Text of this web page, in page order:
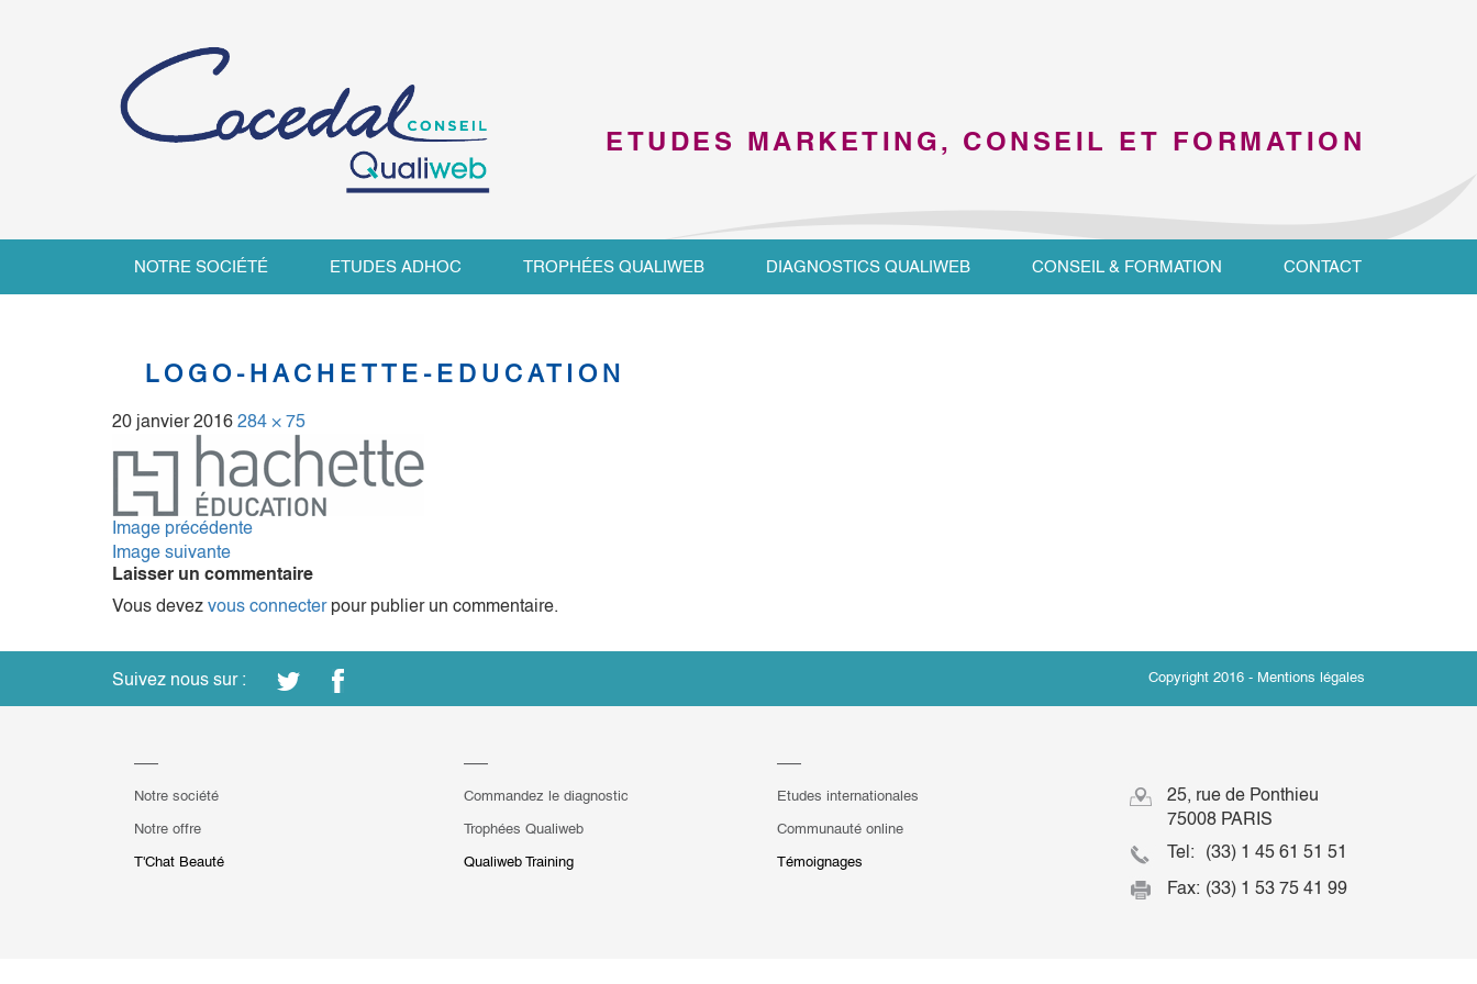
ETUDES MARKETING, CONSEIL ET FORMATION
NOTRE SOCIÉTÉ ETUDES ADHOC TROPHÉES QUALIWEB DIAGNOSTICS QUALIWEB CONSEIL & FORMATION CONTACT
LOGO-HACHETTE-EDUCATION
20 janvier 2016 284 × 75
Image précédente
Image suivante
Laisser un commentaire
Vous devez vous connecterpour publier un commentaire.
Suivez nous sur : Copyright 2016 - Mentions légales
Notre société
Notre offre
T'Chat Beauté
Commandez le diagnostic
Trophées Qualiweb
Qualiweb Training
Etudes internationales
Communauté online
Témoignages
25, rue de Ponthieu
75008 PARIS
Tel:
(33) 1 45 61 51 51
Fax: (33) 1 53 75 41 99